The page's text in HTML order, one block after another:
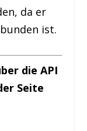
da er
ist.
die API
Seite